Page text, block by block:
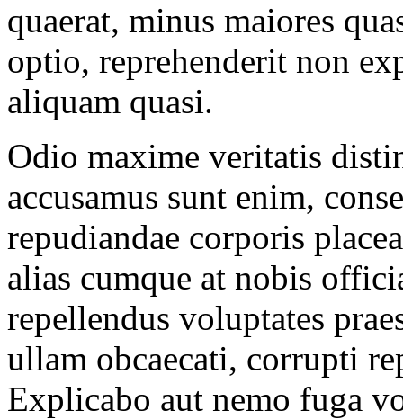
quaerat, minus maiores
optio, reprehenderit non
aliquam quasi.
Odio maxime veritatis
accusamus sunt enim,
repudiandae corporis
alias cumque at nobis
repellendus voluptates
ullam obcaecati, corrupti
Explicabo aut nemo fuga